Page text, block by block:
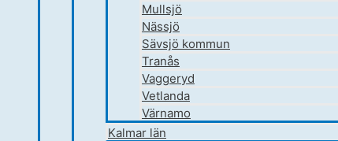
Mullsjö
Nässjö
Sävsjö kommun
Tranås
Vaggeryd
Vetlanda
Värnamo
Kalmar län